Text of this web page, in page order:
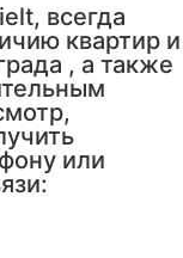
всегда
квартир и
, а также
или